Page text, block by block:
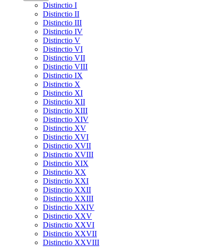
Distinctio I
Distinctio II
Distinctio III
Distinctio IV
Distinctio V
Distinctio VI
Distinctio VII
Distinctio VIII
Distinctio IX
Distinctio X
Distinctio XI
Distinctio XII
Distinctio XIII
Distinctio XIV
Distinctio XV
Distinctio XVI
Distinctio XVII
Distinctio XVIII
Distinctio XIX
Distinctio XX
Distinctio XXI
Distinctio XXII
Distinctio XXIII
Distinctio XXIV
Distinctio XXV
Distinctio XXVI
Distinctio XXVII
Distinctio XXVIII